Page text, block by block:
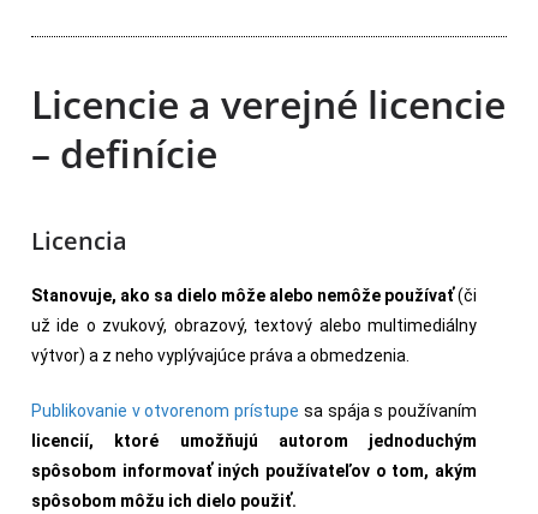
Licencie a verejné licencie
– definície
Licencia
Stanovuje, ako sa dielo môže alebo nemôže používať(či
už ide o zvukový, obrazový, textový alebo multimediálny
výtvor) a z neho vyplývajúce práva a obmedzenia.
Publikovanie v otvorenom prístupe sa spája s používaním
licencií, ktoré umožňujú autorom jednoduchým
spôsobom informovať iných používateľov o tom, akým
spôsobom môžu ich dielo použiť.